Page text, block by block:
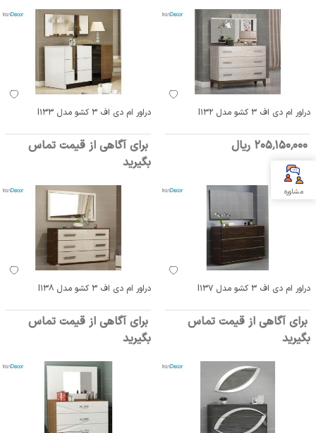
دراور ام دی اف 3 کشو مدل I132
205٬150٬000 ریال
دراور ام دی اف 3 کشو مدل I133
برای آگاهی از قیمت تماس
بگیرید
دراور ام دی اف 3 کشو مدل I137
برای آگاهی از قیمت تماس
بگیرید
دراور ام دی اف 3 کشو مدل I138
برای آگاهی از قیمت تماس
بگیرید
مشاوره